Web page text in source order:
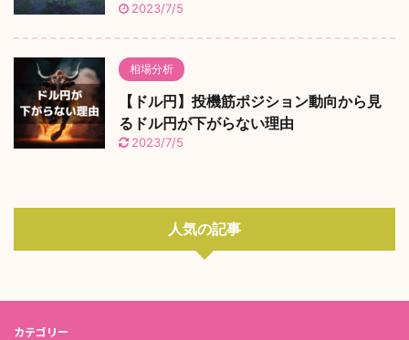
2023/7/5
相場分析
【ドル円】投機筋ポジション動向から見
るドル円が下がらない理由
2023/7/5
人気の記事
カテゴリー